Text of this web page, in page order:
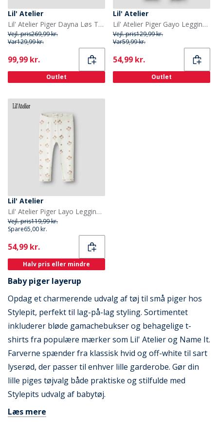
Lil' Atelier
Lil' Atelier Piger Dayna Løs T-shirt Peach Whip
Vejl. pris269,99 kr.
Var129,99 kr.
Current
99,99 kr.
Outlet
Lil' Atelier
Lil' Atelier Piger Gayo Leggings Coconut Milk
Vejl. pris129,99 kr.
Var59,99 kr.
Current
54,99 kr.
Outlet
Lil' Atelier
Lil' Atelier Piger Layo Leggings Coconut Milk
Vejl. pris119,99 kr.
Spare65,00 kr.
Current
54,99 kr.
Halv pris eller mindre
Baby piger layerup
Opdag et charmerende udvalg af tøj til små piger hos
Stylepit, perfekt til lag-på-lag styling. Sortimentet
inkluderer bløde gamachebukser og behagelige t-
shirts fra populære mærker som Lil' Atelier og Name It.
Farverne spænder fra klassisk hvid og off-white til sart
lyserød, der passer til enhver lille garderobe. Gør din
lille piges tøjvalg både praktiske og stilfulde med
Stylepits udvalg af babytøj.
Læs mere